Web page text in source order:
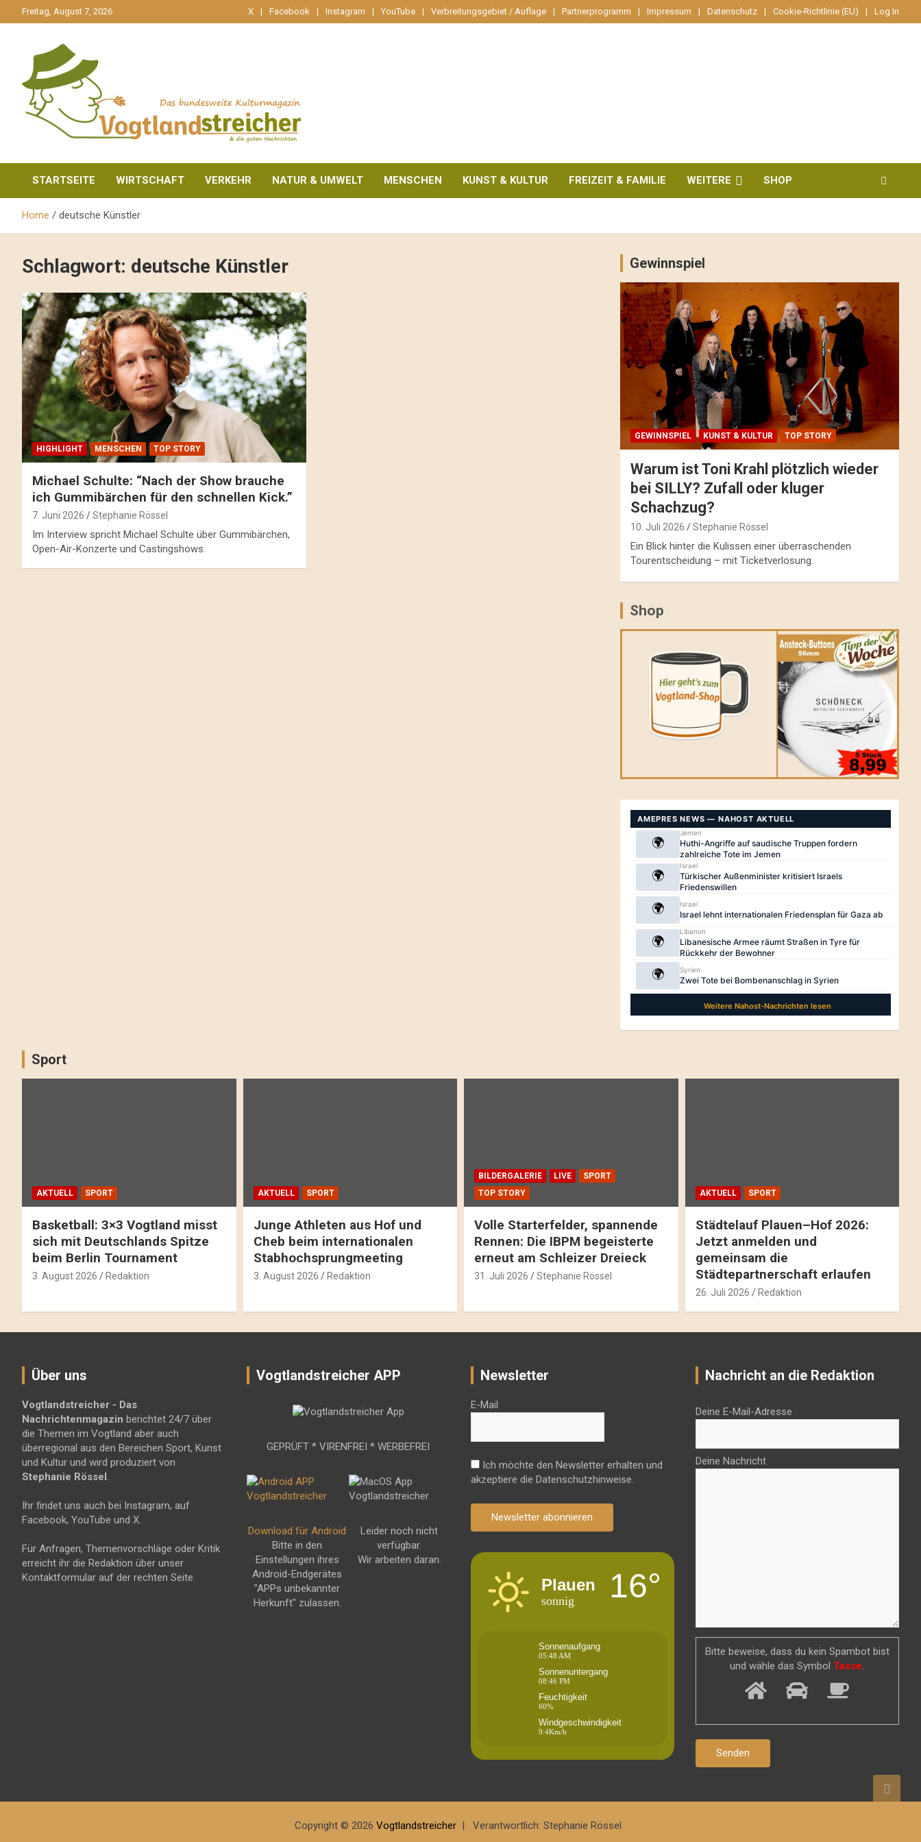
zum
Freitag, August 7, 2026 X Facebook Instagram YouTube Verbreitungsgebiet / Auflage Partnerprogramm Impressum Datenschutz Cookie-Richtlinie (EU) Log In
Vogtlandstreicher
STARTSEITE WIRTSCHAFT VERKEHR NATUR & UMWELT MENSCHEN KUNST & KULTUR FREIZEIT & FAMILIE WEITERE SHOP
Home deutsche Künstler
Schlagwort: deutsche Künstler
HIGHLIGHT MENSCHEN TOP STORY
Michael Schulte: “Nach der Show brauche
ich Gummibärchen für den schnellen Kick.”
7. Juni 2026 Stephanie Rössel
Im Interview spricht Michael Schulte über Gummibärchen,
Open-Air-Konzerte und Castingshows.
Gewinnspiel
GEWINNSPIEL KUNST & KULTUR TOP STORY
Warum ist Toni Krahl plötzlich wieder
bei SILLY? Zufall oder kluger
Schachzug?
10. Juli 2026 Stephanie Rössel
Ein Blick hinter die Kulissen einer überraschenden
Tourentscheidung – mit Ticketverlosung.
Shop
Sport
AKTUELL SPORT
Basketball: 3×3 Vogtland misst
sich mit Deutschlands Spitze
beim Berlin Tournament
3. August 2026 Redaktion
AKTUELL SPORT
Junge Athleten aus Hof und
Cheb beim internationalen
Stabhochsprungmeeting
3. August 2026 Redaktion
BILDERGALERIE LIVE
SPORT
TOP STORY
Volle Starterfelder, spannende
Rennen: Die IBPM begeisterte
erneut am Schleizer Dreieck
31. Juli 2026 Stephanie Rössel
AKTUELL SPORT
Städtelauf Plauen–Hof 2026:
Jetzt anmelden und
gemeinsam die
Städtepartnerschaft erlaufen
26. Juli 2026 Redaktion
Über uns
Vogtlandstreicher - Das
Nachrichtenmagazin berichtet 24/7 über
die Themen im Vogtland aber auch
überregional aus den Bereichen Sport, Kunst
und Kultur und wird produziert von
Stephanie Rössel.
Ihr findet uns auch bei Instagram, auf
Facebook, YouTube und X.
Für Anfragen, Themenvorschläge oder Kritik
erreicht ihr die Redaktion über unser
Kontaktformular auf der rechten Seite.
Vogtlandstreicher APP
GEPRÜFT * VIRENFREI * WERBEFREI
Download für Android
Bitte in den
Einstellungen ihres
Android-Endgerätes
"APPs unbekannter
Herkunft" zulassen.
Leider noch nicht
verfügbar.
Wir arbeiten daran.
Newsletter
E-Mail
Ich möchte den Newsletter erhalten und
akzeptiere die Datenschutzhinweise.
Newsletter abonnieren
Plauen
sonnig 16°
Sonnenaufgang
05:48 AM
Sonnenuntergang
08:46 PM
Feuchtigkeit
60%
Windgeschwindigkeit
9.4Km/h
Nachricht an die Redaktion
Deine E-Mail-Adresse
Deine Nachricht
Bitte beweise, dass du kein Spambot bist
und wähle das Symbol Tasse.
Copyright © 2026 Vogtlandstreicher Verantwortlich: Stephanie Rössel